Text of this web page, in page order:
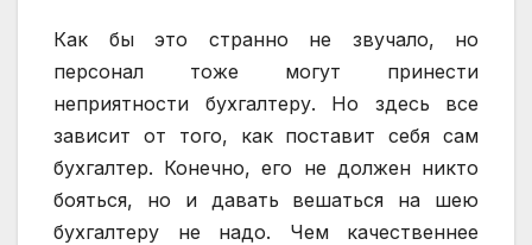
Как бы это странно не звучало, но
персонал тоже могут принести
неприятности бухгалтеру. Но здесь все
зависит от того, как поставит себя сам
бухгалтер. Конечно, его не должен никто
бояться, но и давать вешаться на шею
бухгалтеру не надо. Чем качественнее